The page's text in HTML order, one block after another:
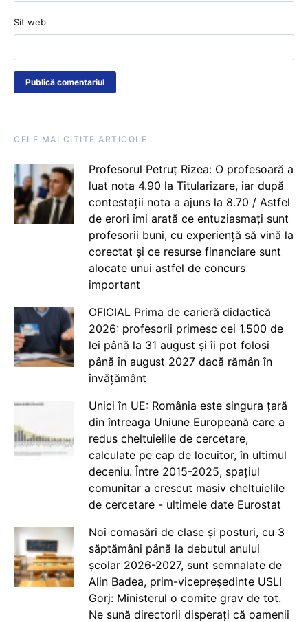
Sit web
CELE MAI CITITE ARTICOLE
Profesorul Petruț Rizea: O profesoară a
luat nota 4.90 la Titularizare, iar după
contestații nota a ajuns la 8.70 / Astfel
de erori îmi arată ce entuziasmați sunt
profesorii buni, cu experiență să vină la
corectat și ce resurse financiare sunt
alocate unui astfel de concurs
important
OFICIAL Prima de carieră didactică
2026: profesorii primesc cei 1.500 de
lei până la 31 august și îi pot folosi
până în august 2027 dacă rămân în
învățământ
Unici în UE: România este singura țară
din întreaga Uniune Europeană care a
redus cheltuielile de cercetare,
calculate pe cap de locuitor, în ultimul
deceniu. Între 2015-2025, spațiul
comunitar a crescut masiv cheltuielile
de cercetare - ultimele date Eurostat
Noi comasări de clase și posturi, cu 3
săptămâni până la debutul anului
școlar 2026-2027, sunt semnalate de
Alin Badea, prim-vicepreședinte USLI
Gorj: Ministerul o comite grav de tot.
Ne sună directorii disperați că oamenii